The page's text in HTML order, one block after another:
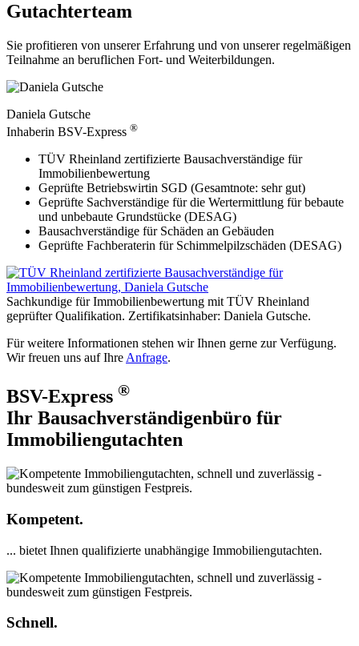
Gutachterteam
Sie profitieren von unserer Erfahrung und von unserer regelmäßigen
Teilnahme an beruflichen Fort- und Weiterbildungen.
Daniela Gutsche
Inhaberin BSV-Express ®
TÜV Rheinland zertifizierte Bausachverständige für
Immobilienbewertung
Geprüfte Betriebswirtin SGD (Gesamtnote: sehr gut)
Geprüfte Sachverständige für die Wertermittlung für bebaute
und unbebaute Grundstücke (DESAG)
Bausachverständige für Schäden an Gebäuden
Geprüfte Fachberaterin für Schimmelpilzschäden (DESAG)
Sachkundige für Immobilienbewertung mit TÜV Rheinland
geprüfter Qualifikation. Zertifikatsinhaber: Daniela Gutsche.
Für weitere Informationen stehen wir Ihnen gerne zur Verfügung.
Wir freuen uns auf Ihre Anfrage.
BSV-Express ®
Ihr Bausachverständigenbüro für
Immobiliengutachten
Kompetent.
... bietet Ihnen qualifizierte unabhängige Immobiliengutachten.
Schnell.